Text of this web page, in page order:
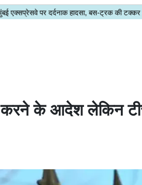
के आदेश लेकिन